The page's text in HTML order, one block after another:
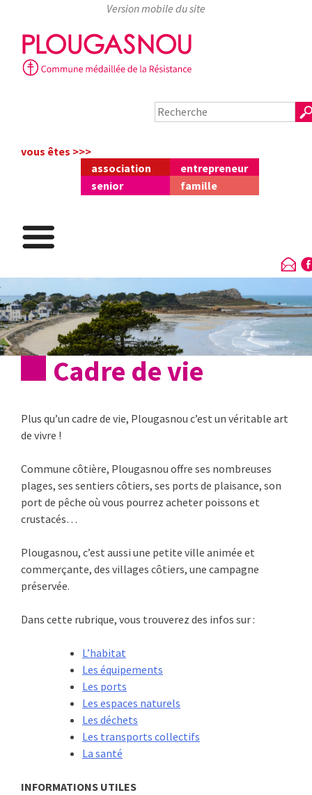
Skip
to
content
vous êtes >>>
association
entrepreneur
senior
famille
Cadre de vie
Plus qu’un cadre de vie, Plougasnou c’est un véritable art
de vivre !
Commune côtière, Plougasnou offre ses nombreuses
plages, ses sentiers côtiers, ses ports de plaisance, son
port de pêche où vous pourrez acheter poissons et
crustacés…
Plougasnou, c’est aussi une petite ville animée et
commerçante, des villages côtiers, une campagne
préservée.
Dans cette rubrique, vous trouverez des infos sur :
L’habitat
Les équipements
Les ports
Les espaces naturels
Les déchets
Les transports collectifs
La santé
INFORMATIONS UTILES